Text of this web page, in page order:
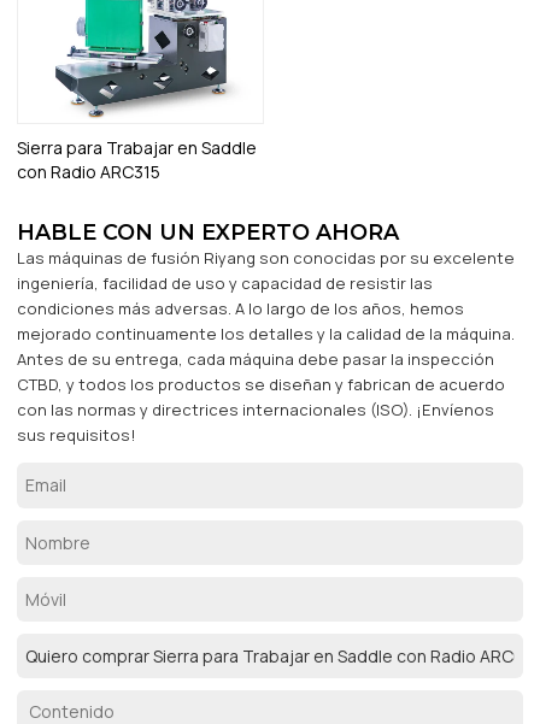
Sierra para Trabajar en Saddle
con Radio ARC315
HABLE CON UN EXPERTO AHORA
Las máquinas de fusión Riyang son conocidas por su excelente
ingeniería, facilidad de uso y capacidad de resistir las
condiciones más adversas. A lo largo de los años, hemos
mejorado continuamente los detalles y la calidad de la máquina.
Antes de su entrega, cada máquina debe pasar la inspección
CTBD, y todos los productos se diseñan y fabrican de acuerdo
con las normas y directrices internacionales (ISO). ¡Envíenos
sus requisitos!